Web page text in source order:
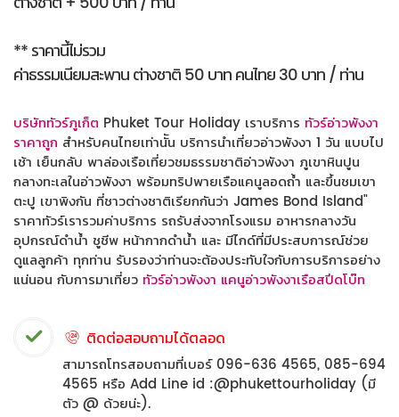
** ราคานี้ไม่รวม
ค่าธรรมเนียมสะพาน ต่างชาติ 50 บาท คนไทย 30 บาท / ท่าน
บริษัททัวร์ภูเก็ต Phuket Tour Holiday เราบริการ ทัวร์อ่าวพังงา
ราคาถูก สำหรับคนไทยเท่านััน บริการนำเที่ยวอ่าวพังงา 1 วัน แบบไป
เช้า เย็นกลับ พาล่องเรือเที่ยวชมธรรมชาติอ่าวพังงา ภูเขาหินปูน
กลางทะเลในอ่าวพังงา พร้อมทริปพายเรือแคนูลอดถ้ำ และขึ้นชมเขา
ตะปู เขาพิงกัน ที่ชาวต่างชาติเรียกกันว่า James Bond Island"
ราคาทัวร์เรารวมค่าบริการ รถรับส่งจากโรงแรม อาหารกลางวัน
อุปกรณ์ดำน้ำ ชูชีพ หน้ากากดำน้ำ และ มีไกด์ที่มีประสบการณ์ช่วย
ดูแลลูกค้า ทุกท่าน รับรองว่าท่านจะต้องประทับใจกับการบริการอย่าง
แน่นอน กับการมาเที่ยว ทัวร์อ่าวพังงา แคนูอ่าวพังงาเรือสปีดโบ๊ท
ติดต่อสอบถามได้ตลอด
สามารถโทรสอบถามที่เบอร์ 096-636 4565, 085-694
4565 หรือ Add Line id :@phukettourholiday (มี
ตัว @ ด้วยน่ะ).